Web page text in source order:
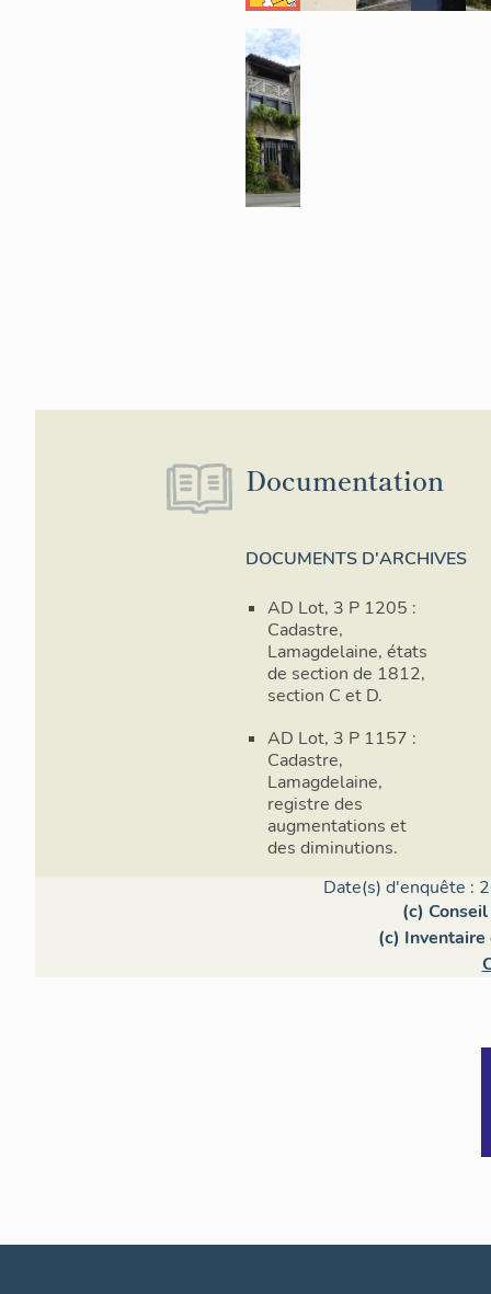
Documentation
DOCUMENTS D'ARCHIVES
AD Lot, 3 P 1205 :
Cadastre,
Lamagdelaine, états
de section de 1812,
section C et D.
AD Lot, 3 P 1157 :
Cadastre,
Lamagdelaine,
registre des
augmentations et
des diminutions.
Date(s) d'enquête :
(c)
(c)